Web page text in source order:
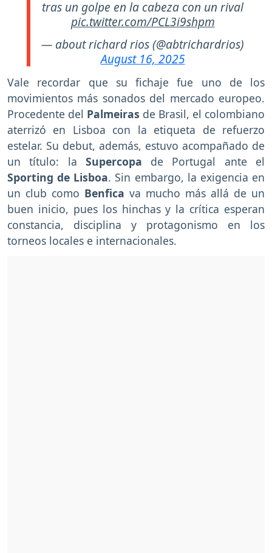
tras un golpe en la cabeza con un rival
pic.twitter.com/PCL3i9shpm
— about richard rios (@abtrichardrios)
August 16, 2025
Vale recordar que su fichaje fue uno de los
movimientos más sonados del mercado europeo.
Procedente del Palmeiras de Brasil, el colombiano
aterrizó en Lisboa con la etiqueta de refuerzo
estelar. Su debut, además, estuvo acompañado de
un título: la Supercopa de Portugal ante el
Sporting de Lisboa. Sin embargo, la exigencia en
un club como Benfica va mucho más allá de un
buen inicio, pues los hinchas y la crítica esperan
constancia, disciplina y protagonismo en los
torneos locales e internacionales.